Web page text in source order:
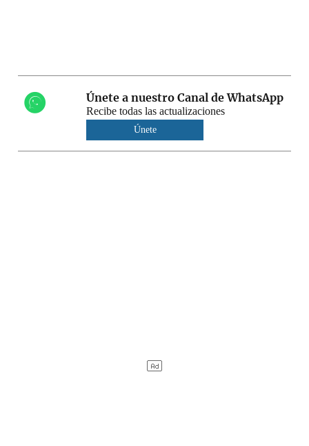
Únete a nuestro Canal de WhatsApp
Recibe todas las actualizaciones
Únete